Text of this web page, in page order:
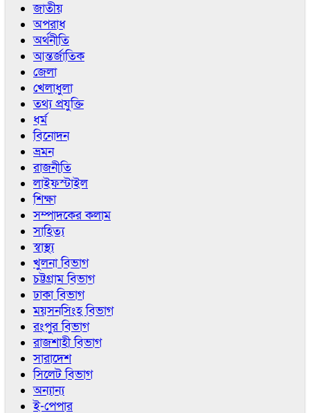
জাতীয়
অপরাধ
অর্থনীতি
আন্তর্জাতিক
জেলা
খেলাধুলা
তথ্য প্রযুক্তি
ধর্ম
বিনোদন
ভ্রমন
রাজনীতি
লাইফস্টাইল
শিক্ষা
সম্পাদকের কলাম
সাহিত্য
স্বাস্থ্য
খুলনা বিভাগ
চট্টগ্রাম বিভাগ
ঢাকা বিভাগ
ময়সনসিংহ বিভাগ
রংপুর বিভাগ
রাজশাহী বিভাগ
সারাদেশ
সিলেট বিভাগ
অন্যান্য
ই-পেপার